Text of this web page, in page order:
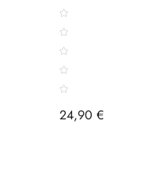
En
Cornaline
24,90 €